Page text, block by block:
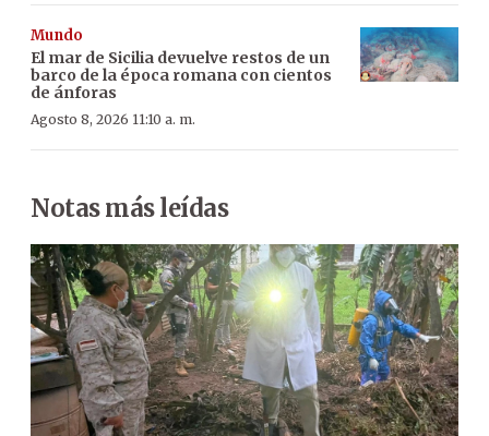
Mundo
El mar de Sicilia devuelve restos de un
barco de la época romana con cientos
de ánforas
Agosto 8, 2026 11:10 a. m.
Notas más leídas